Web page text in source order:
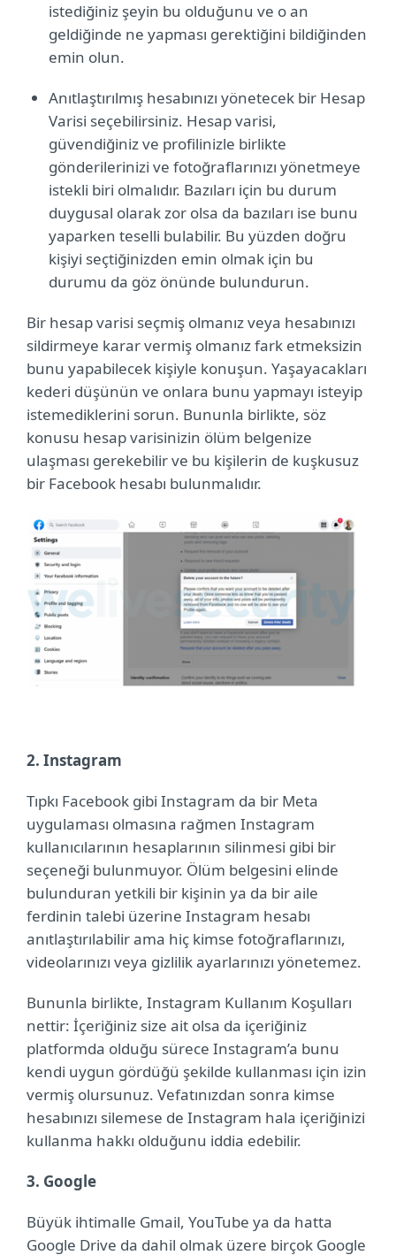
istediğiniz şeyin bu olduğunu ve o an
geldiğinde ne yapması gerektiğini bildiğinden
emin olun.
Anıtlaştırılmış hesabınızı yönetecek bir Hesap
Varisi seçebilirsiniz. Hesap varisi,
güvendiğiniz ve profilinizle birlikte
gönderilerinizi ve fotoğraflarınızı yönetmeye
istekli biri olmalıdır. Bazıları için bu durum
duygusal olarak zor olsa da bazıları ise bunu
yaparken teselli bulabilir. Bu yüzden doğru
kişiyi seçtiğinizden emin olmak için bu
durumu da göz önünde bulundurun.
Bir hesap varisi seçmiş olmanız veya hesabınızı
sildirmeye karar vermiş olmanız fark etmeksizin
bunu yapabilecek kişiyle konuşun. Yaşayacakları
kederi düşünün ve onlara bunu yapmayı isteyip
istemediklerini sorun. Bununla birlikte, söz
konusu hesap varisinizin ölüm belgenize
ulaşması gerekebilir ve bu kişilerin de kuşkusuz
bir Facebook hesabı bulunmalıdır.
2. Instagram
Tıpkı Facebook gibi Instagram da bir Meta
uygulaması olmasına rağmen Instagram
kullanıcılarının hesaplarının silinmesi gibi bir
seçeneği bulunmuyor. Ölüm belgesini elinde
bulunduran yetkili bir kişinin ya da bir aile
ferdinin talebi üzerine Instagram hesabı
anıtlaştırılabilir ama hiç kimse fotoğraflarınızı,
videolarınızı veya gizlilik ayarlarınızı yönetemez.
Bununla birlikte, Instagram Kullanım Koşulları
nettir: İçeriğiniz size ait olsa da içeriğiniz
platformda olduğu sürece Instagram’a bunu
kendi uygun gördüğü şekilde kullanması için izin
vermiş olursunuz. Vefatınızdan sonra kimse
hesabınızı silemese de Instagram hala içeriğinizi
kullanma hakkı olduğunu iddia edebilir.
3. Google
Büyük ihtimalle Gmail, YouTube ya da hatta
Google Drive da dahil olmak üzere birçok Google